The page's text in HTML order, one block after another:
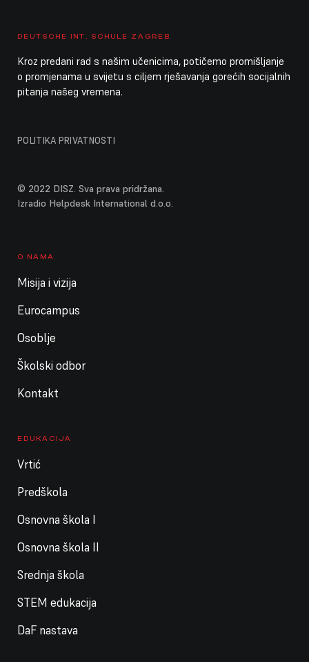
DEUTSCHE INT. SCHULE ZAGREB
Kroz predani rad s našim učenicima, potičemo promišljanje
o promjenama u svijetu s ciljem rješavanja gorećih socijalnih
pitanja našeg vremena.
POLITIKA PRIVATNOSTI
© 2022 DISZ. Sva prava pridržana.
Izradio Helpdesk International d.o.o.
O NAMA
Misija i vizija
Eurocampus
Osoblje
Školski odbor
Kontakt
EDUKACIJA
Vrtić
Predškola
Osnovna škola I
Osnovna škola II
Srednja škola
STEM edukacija
DaF nastava